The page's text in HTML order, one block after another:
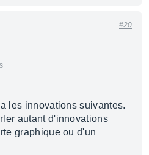
#20
les innovations suivantes.
autant d'innovations
graphique ou d'un